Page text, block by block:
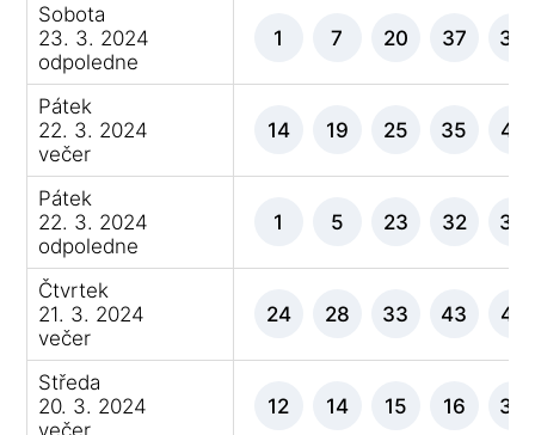
Sobota
23. 3. 2024
odpoledne
1 7 20 37 38
Pátek
22. 3. 2024
večer
14 19 25 35 42
Pátek
22. 3. 2024
odpoledne
1 5 23 32 39
Čtvrtek
21. 3. 2024
večer
24 28 33 43 47
Středa
20. 3. 2024
večer
12 14 15 16 33